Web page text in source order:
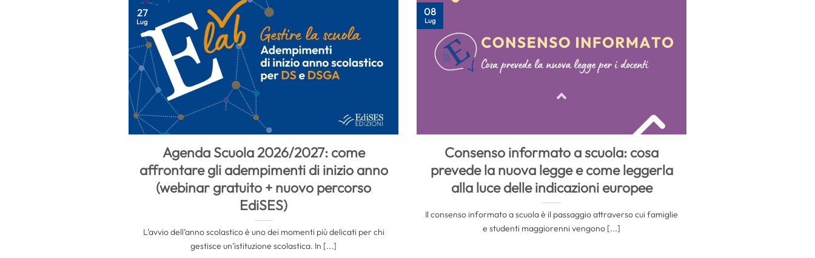
Agenda Scuola 2026/2027: come
affrontare gli adempimenti di inizio anno
(webinar gratuito + nuovo percorso
EdiSES)
L’avvio dell’anno scolastico è uno dei momenti più delicati per chi
gestisce un’istituzione scolastica. In [...]
27
Lug
Consenso informato a scuola: cosa
prevede la nuova legge e come leggerla
alla luce delle indicazioni europee
Il consenso informato a scuola è il passaggio attraverso cui famiglie
e studenti maggiorenni vengono [...]
08
Lug